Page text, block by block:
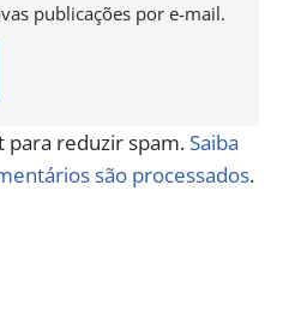
publicações por e-mail.
para reduzir spam. Saiba
são processados.